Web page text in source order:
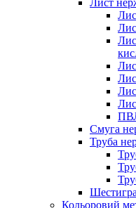
Лист
Смуга
Труба
Кольоровий